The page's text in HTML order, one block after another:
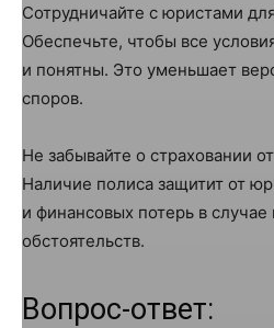
Сотрудничайте с юристами
Обеспечьте, чтобы все
и понятны. Это уменьшает
споров.
Не забывайте о страховании
Наличие полиса защитит от
и финансовых потерь в
обстоятельств.
Вопрос-ответ: